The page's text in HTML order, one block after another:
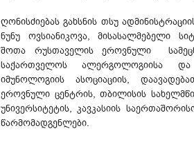
ღონისძიებას გახსნის თსუ
ნუნუ ოვსიანიკოვა, მისასალმებელი
შოთა რუსთაველის ეროვნული
საქართველოს ალერგოლოგიისა
იმუნოლოგიის ასოციაციის,
ეროვნული ცენტრის, თბილისის
უნივერსიტეტის, კავკასიის
წარმომადგენლები.